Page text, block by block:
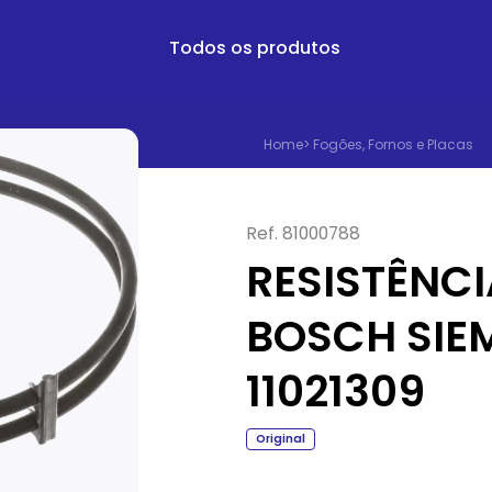
Todos os produtos
Home> Fogões, Fornos e Placas
Ref. 81000788
BOSCH
11021309
Original